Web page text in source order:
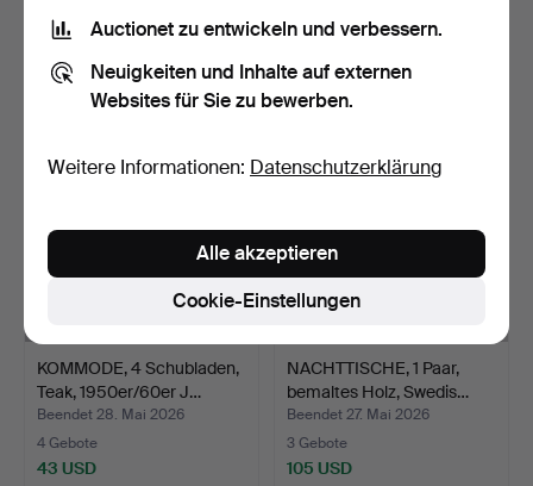
13 Gebote
85 USD 58 USD
KOMMODE, 4 Schubladen,
Teak, 1950er/60er J…
Beendet 28. Mai 2026
4 Gebote
43 USD
NACHTTISCHE, 1 Paar,
bemaltes Holz, Swedis…
Beendet 27. Mai 2026
3 Gebote
105 USD
Auctionet zu entwickeln und verbessern.
Neuigkeiten und Inhalte auf externen
Websites für Sie zu bewerben.
Weitere Informationen: Datenschutzerklärung
Cookie-Einstellungen
Alle akzeptieren